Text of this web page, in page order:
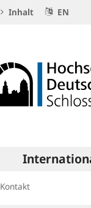
Inhalt EN
Kontakt